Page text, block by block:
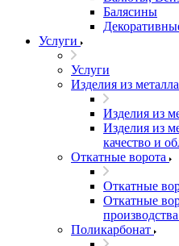
Балясины
Услуги
Услуги
Изделия из металла
Изделия из
Изделия из
качество и
Откатные ворота
Откатные
Откатные
Поликарбонат